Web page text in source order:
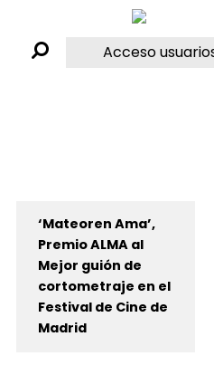
Acceso
‘Mateoren Ama’,
Premio ALMA al
Mejor guión de
cortometraje en el
Festival de Cine de
Madrid